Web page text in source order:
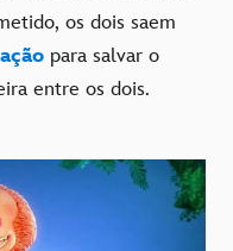
os dois saem
para salvar o
entre os dois.